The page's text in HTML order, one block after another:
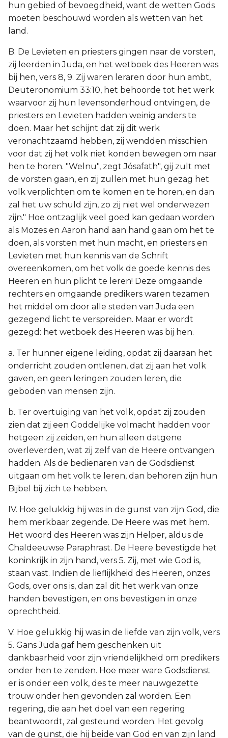
hun gebied of bevoegdheid, want de wetten Gods
moeten beschouwd worden als wetten van het
land.
B. De Levieten en priesters gingen naar de vorsten,
zij leerden in Juda, en het wetboek des Heeren was
bij hen, vers 8, 9. Zij waren leraren door hun ambt,
Deuteronomium 33:10, het behoorde tot het werk
waarvoor zij hun levensonderhoud ontvingen, de
priesters en Levieten hadden weinig anders te
doen. Maar het schijnt dat zij dit werk
veronachtzaamd hebben, zij wendden misschien
voor dat zij het volk niet konden bewegen om naar
hen te horen. "Welnu", zegt Jósafath", gij zult met
de vorsten gaan, en zij zullen met hun gezag het
volk verplichten om te komen en te horen, en dan
zal het uw schuld zijn, zo zij niet wel onderwezen
zijn." Hoe ontzaglijk veel goed kan gedaan worden
als Mozes en Aaron hand aan hand gaan om het te
doen, als vorsten met hun macht, en priesters en
Levieten met hun kennis van de Schrift
overeenkomen, om het volk de goede kennis des
Heeren en hun plicht te leren! Deze omgaande
rechters en omgaande predikers waren tezamen
het middel om door alle steden van Juda een
gezegend licht te verspreiden. Maar er wordt
gezegd: het wetboek des Heeren was bij hen.
a. Ter hunner eigene leiding, opdat zij daaraan het
onderricht zouden ontlenen, dat zij aan het volk
gaven, en geen leringen zouden leren, die
geboden van mensen zijn.
b. Ter overtuiging van het volk, opdat zij zouden
zien dat zij een Goddelijke volmacht hadden voor
hetgeen zij zeiden, en hun alleen datgene
overleverden, wat zij zelf van de Heere ontvangen
hadden. Als de bedienaren van de Godsdienst
uitgaan om het volk te leren, dan behoren zijn hun
Bijbel bij zich te hebben.
IV. Hoe gelukkig hij was in de gunst van zijn God, die
hem merkbaar zegende. De Heere was met hem.
Het woord des Heeren was zijn Helper, aldus de
Chaldeeuwse Paraphrast. De Heere bevestigde het
koninkrijk in zijn hand, vers 5. Zij, met wie God is,
staan vast. Indien de lieflijkheid des Heeren, onzes
Gods, over ons is, dan zal dit het werk van onze
handen bevestigen, en ons bevestigen in onze
oprechtheid.
V. Hoe gelukkig hij was in de liefde van zijn volk, vers
5. Gans Juda gaf hem geschenken uit
dankbaarheid voor zijn vriendelijkheid om predikers
onder hen te zenden. Hoe meer ware Godsdienst
er is onder een volk, des te meer nauwgezette
trouw onder hen gevonden zal worden. Een
regering, die aan het doel van een regering
beantwoordt, zal gesteund worden. Het gevolg
van de gunst, die hij beide van God en van zijn land